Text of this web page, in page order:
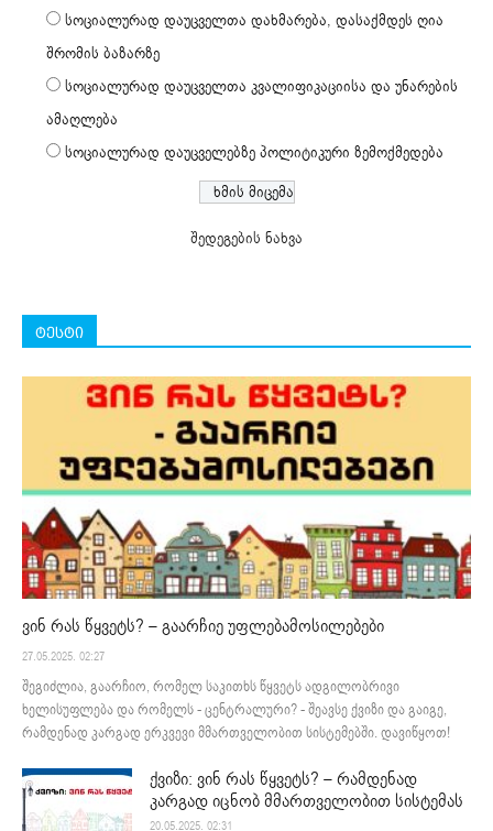
სოციალურად დაუცველთა დახმარება, დასაქმდეს ღია
შრომის ბაზარზე
სოციალურად დაუცველთა კვალიფიკაციისა და უნარების
ამაღლება
სოციალურად დაუცველებზე პოლიტიკური ზემოქმედება
შედეგების ნახვა
ტესტი
ვინ რას წყვეტს? – გაარჩიე უფლებამოსილებები
27.05.2025. 02:27
შეგიძლია, გაარჩიო, რომელ საკითხს წყვეტს ადგილობრივი
ხელისუფლება და რომელს - ცენტრალური? - შეავსე ქვიზი და გაიგე,
რამდენად კარგად ერკვევი მმართველობით სისტემებში. დავიწყოთ!
ქვიზი: ვინ რას წყვეტს? – რამდენად
კარგად იცნობ მმართველობით სისტემას
20.05.2025. 02:31